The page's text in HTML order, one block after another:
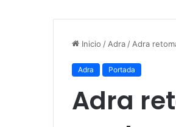
Inicio / Adra / Adra
Adra Portada
Adra